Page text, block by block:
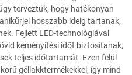
terveztük, hogy hatékonyan
hosszabb ideig tartanak,
Fejlett LED-technológiával
keményítési időt biztosítanak,
teljes időtartamát. Ezen felül
géllakktermékekkel, így mind